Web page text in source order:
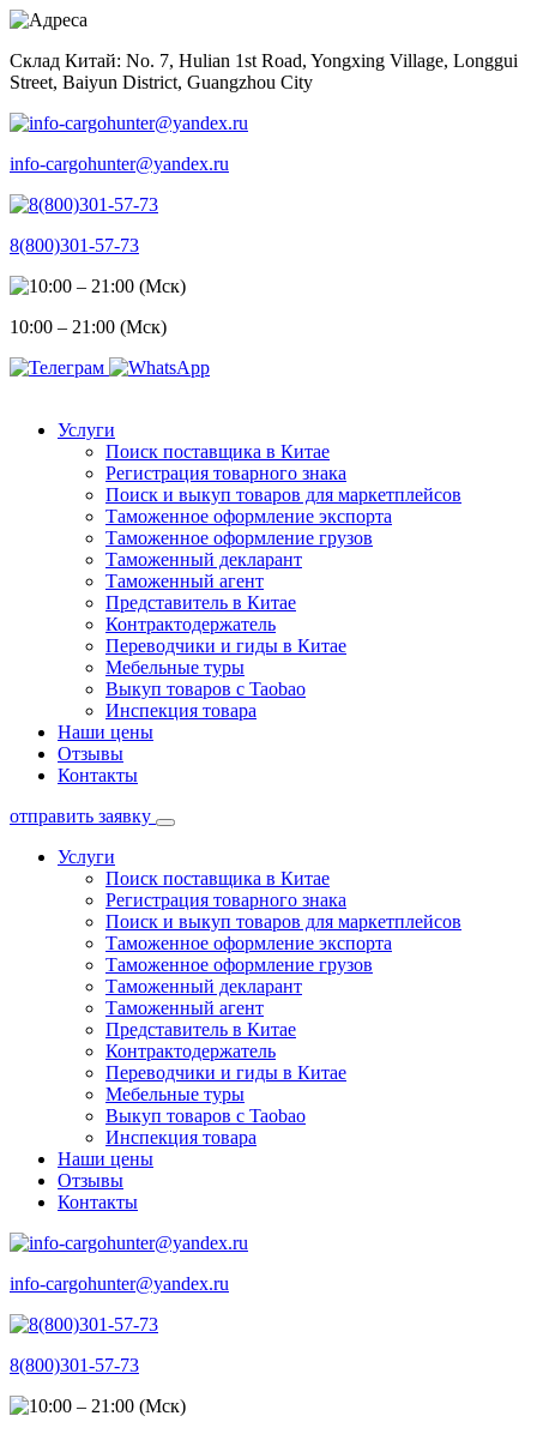
Skip
content
Склад Китай: No. 7, Hulian 1st Road, Yongxing Village, Longgui
Street, Baiyun District, Guangzhou City
info-cargohunter@yandex.ru
8(800)301-57-73
10:00 – 21:00 (Мск)
Услуги
Поиск поставщика в Китае
Регистрация товарного знака
Поиск и выкуп товаров для маркетплейсов
Таможенное оформление экспорта
Таможенное оформление грузов
Таможенный декларант
Таможенный агент
Представитель в Китае
Контрактодержатель
Переводчики и гиды в Китае
Мебельные туры
Выкуп товаров с Taobao
Инспекция товара
Наши цены
Отзывы
Контакты
отправить заявку
Услуги
Поиск поставщика в Китае
Регистрация товарного знака
Поиск и выкуп товаров для маркетплейсов
Таможенное оформление экспорта
Таможенное оформление грузов
Таможенный декларант
Таможенный агент
Представитель в Китае
Контрактодержатель
Переводчики и гиды в Китае
Мебельные туры
Выкуп товаров с Taobao
Инспекция товара
Наши цены
Отзывы
Контакты
info-cargohunter@yandex.ru
8(800)301-57-73